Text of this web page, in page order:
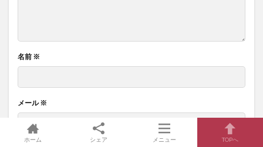
名前 ※
メール※
ホーム シェア メニュー TOPへ